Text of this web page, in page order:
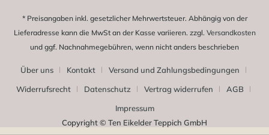
* Preisangaben inkl. gesetzlicher Mehrwertsteuer. Abhängig von der
Lieferadresse kann die MwSt an der Kasse variieren. zzgl. Versandkosten
und ggf. Nachnahmegebühren, wenn nicht anders beschrieben
Über uns Kontakt
Versand und Zahlungsbedingungen
Widerrufsrecht
Datenschutz Vertrag widerrufen
AGB
Impressum
Copyright © Ten Eikelder Teppich GmbH